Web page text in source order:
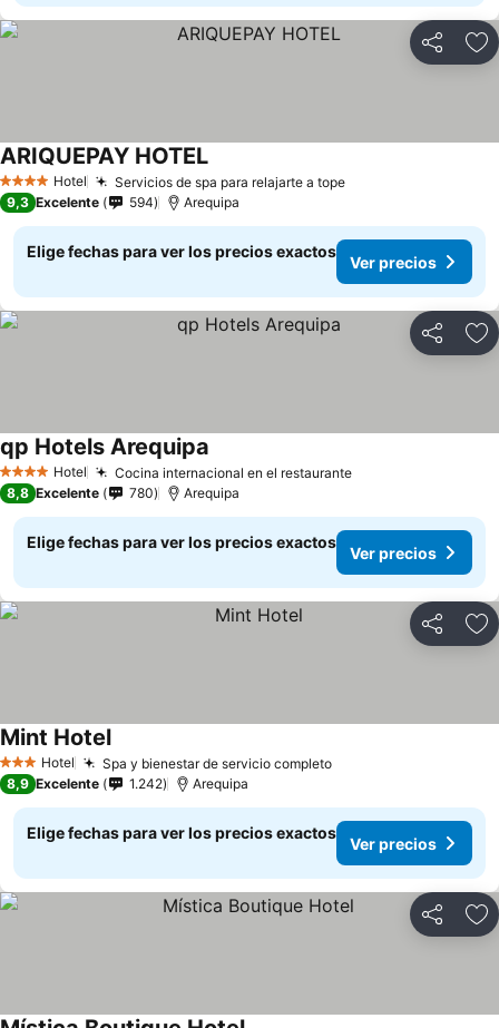
Compartir
4 EstrellasHotel Servicios de spa para relajarte a tope
ARIQUEPAY HOTEL
9,3 Excelente 594 Arequipa
Elige fechas para ver los precios exactos
Ver precios
Compartir
4 EstrellasHotel Cocina internacional en el restaurante
qp Hotels Arequipa
8,8 Excelente 780 Arequipa
Elige fechas para ver los precios exactos
Ver precios
Compartir
3 Estrellas
Hotel Spa y bienestar de servicio completo
Mint Hotel
8,9 Excelente 1.242 Arequipa
Elige fechas para ver los precios exactos
Ver precios
Compartir